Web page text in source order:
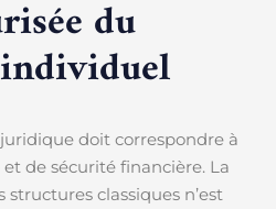
du
doit correspondre à
de sécurité financière. La
classiques n’est